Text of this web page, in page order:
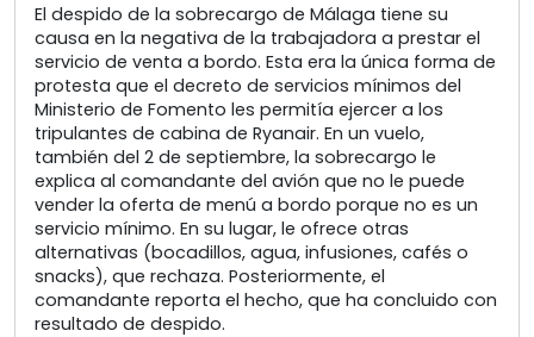
El despido de la sobrecargo de Málaga tiene su
causa en la negativa de la trabajadora a prestar el
servicio de venta a bordo. Esta era la única forma de
protesta que el decreto de servicios mínimos del
Ministerio de Fomento les permitía ejercer a los
tripulantes de cabina de Ryanair. En un vuelo,
también del 2 de septiembre, la sobrecargo le
explica al comandante del avión que no le puede
vender la oferta de menú a bordo porque no es un
servicio mínimo. En su lugar, le ofrece otras
alternativas (bocadillos, agua, infusiones, cafés o
snacks), que rechaza. Posteriormente, el
comandante reporta el hecho, que ha concluido con
resultado de despido.